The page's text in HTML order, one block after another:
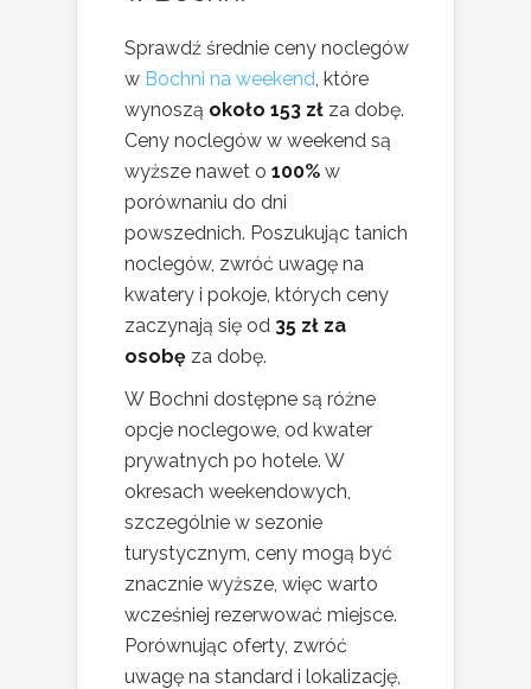
Sprawdź średnie ceny noclegów
w Bochni na weekend , które
wynoszą około 153 zł za dobę.
Ceny noclegów w weekend są
wyższe nawet o 100% w
porównaniu do dni
powszednich. Poszukując tanich
noclegów, zwróć uwagę na
kwatery i pokoje, których ceny
zaczynają się od 35 zł za
osobę za dobę.
W Bochni dostępne są różne
opcje noclegowe, od kwater
prywatnych po hotele. W
okresach weekendowych,
szczególnie w sezonie
turystycznym, ceny mogą być
znacznie wyższe, więc warto
wcześniej rezerwować miejsce.
Porównując oferty, zwróć
uwagę na standard i lokalizację,